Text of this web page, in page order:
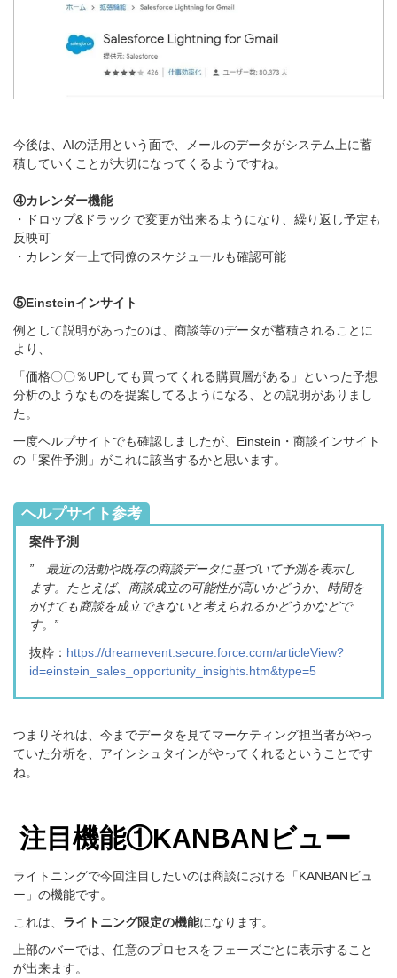
今後は、AIの活用という面で、メールのデータがシステム上に蓄
積していくことが大切になってくるようですね。
④カレンダー機能
・ドロップ&ドラックで変更が出来るようになり、繰り返し予定も
反映可
・カレンダー上で同僚のスケジュールも確認可能
⑤Einsteinインサイト
例として説明があったのは 、商談等のデータが蓄積されることに
より、
「価格〇〇％UPしても買ってくれる購買層がある」といった予想
分析のようなものを提案してるようになる、との説明がありまし
た。
一度ヘルプサイトでも確認しましたが、Einstein・商談インサイト
の「案件予測」がこれに該当するかと思います。
ヘルプサイト参考
案件予測
” 最近の活動や既存の商談データに基づいて予測を表示し
ます。たとえば、商談成立の可能性が高いかどうか、時間を
かけても商談を成立できないと考えられるかどうかなどで
す。 ”
抜粋： https://dreamevent.secure.force.com/articleView?
id=einstein_sales_opportunity_insights.htm&type=5
つまりそれは、今までデータを見てマーケティング担当者がやっ
ていた分析を、 アインシュタインがやってくれるということです
ね。
注目機能①KANBANビュー
ライトニングで今回注目したいのは商談における「KANBANビュ
ー」の機能です。
これは、 ライトニング限定の機能になります。
上部のバーでは、任意のプロセスをフェーズごとに表示すること
が出来ます。